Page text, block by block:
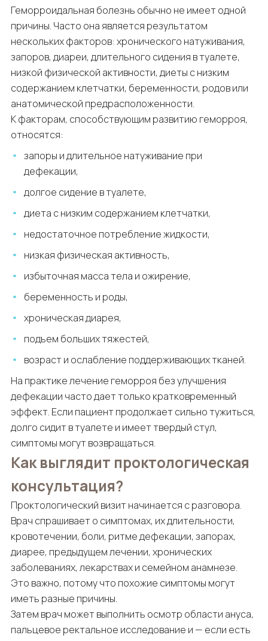
Геморроидальная болезнь обычно не имеет одной
причины. Часто она является результатом
нескольких факторов: хронического натуживания,
запоров, диареи, длительного сидения в туалете,
низкой физической активности, диеты с низким
содержанием клетчатки, беременности, родов или
анатомической предрасположенности.
К факторам, способствующим развитию геморроя,
относятся:
запоры и длительное натуживание при
дефекации,
долгое сидение в туалете,
диета с низким содержанием клетчатки,
недостаточное потребление жидкости,
низкая физическая активность,
избыточная масса тела и ожирение,
беременность и роды,
хроническая диарея,
подъем больших тяжестей,
возраст и ослабление поддерживающих тканей.
На практике лечение геморроя без улучшения
дефекации часто дает только кратковременный
эффект. Если пациент продолжает сильно тужиться,
долго сидит в туалете и имеет твердый стул,
симптомы могут возвращаться.
Как выглядит проктологическая
консультация?
Проктологический визит начинается с разговора.
Врач спрашивает о симптомах, их длительности,
кровотечении, боли, ритме дефекации, запорах,
диарее, предыдущем лечении, хронических
заболеваниях, лекарствах и семейном анамнезе.
Это важно, потому что похожие симптомы могут
иметь разные причины.
Затем врач может выполнить осмотр области ануса,
пальцевое ректальное исследование и — если есть